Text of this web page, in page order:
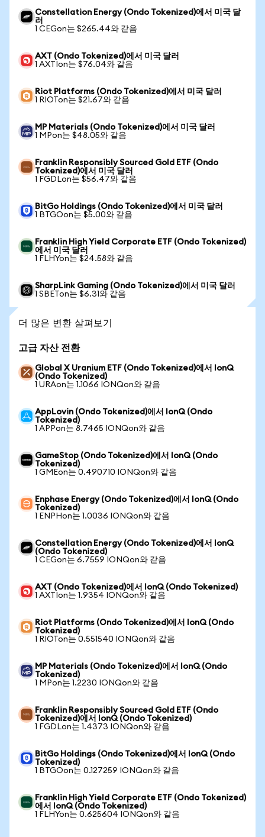
Constellation Energy (Ondo Tokenized)에서 미국 달
러
1 CEGon는 $265.44와 같음
AXT (Ondo Tokenized)에서 미국 달러
1 AXTIon는 $76.04와 같음
Riot Platforms (Ondo Tokenized)에서 미국 달러
1 RIOTon는 $21.67와 같음
MP Materials (Ondo Tokenized)에서 미국 달러
1 MPon는 $48.05와 같음
Franklin Responsibly Sourced Gold ETF (Ondo
Tokenized)에서 미국 달러
1 FGDLon는 $56.47와 같음
BitGo Holdings (Ondo Tokenized)에서 미국 달러
1 BTGOon는 $5.00와 같음
Franklin High Yield Corporate ETF (Ondo Tokenized)
에서 미국 달러
1 FLHYon는 $24.58와 같음
SharpLink Gaming (Ondo Tokenized)에서 미국 달러
1 SBETon는 $6.31와 같음
더 많은 변환 살펴보기
고급 자산 전환
Global X Uranium ETF (Ondo Tokenized)에서 IonQ
(Ondo Tokenized)
1 URAon는 1.1066 IONQon와 같음
AppLovin (Ondo Tokenized)에서 IonQ (Ondo
Tokenized)
1 APPon는 8.7465 IONQon와 같음
GameStop (Ondo Tokenized)에서 IonQ (Ondo
Tokenized)
1 GMEon는 0.490710 IONQon와 같음
Enphase Energy (Ondo Tokenized)에서 IonQ (Ondo
Tokenized)
1 ENPHon는 1.0036 IONQon와 같음
Constellation Energy (Ondo Tokenized)에서 IonQ
(Ondo Tokenized)
1 CEGon는 6.7559 IONQon와 같음
AXT (Ondo Tokenized)에서 IonQ (Ondo Tokenized)
1 AXTIon는 1.9354 IONQon와 같음
Riot Platforms (Ondo Tokenized)에서 IonQ (Ondo
Tokenized)
1 RIOTon는 0.551540 IONQon와 같음
MP Materials (Ondo Tokenized)에서 IonQ (Ondo
Tokenized)
1 MPon는 1.2230 IONQon와 같음
Franklin Responsibly Sourced Gold ETF (Ondo
Tokenized)에서 IonQ (Ondo Tokenized)
1 FGDLon는 1.4373 IONQon와 같음
BitGo Holdings (Ondo Tokenized)에서 IonQ (Ondo
Tokenized)
1 BTGOon는 0.127259 IONQon와 같음
Franklin High Yield Corporate ETF (Ondo Tokenized)
에서 IonQ (Ondo Tokenized)
1 FLHYon는 0.625604 IONQon와 같음